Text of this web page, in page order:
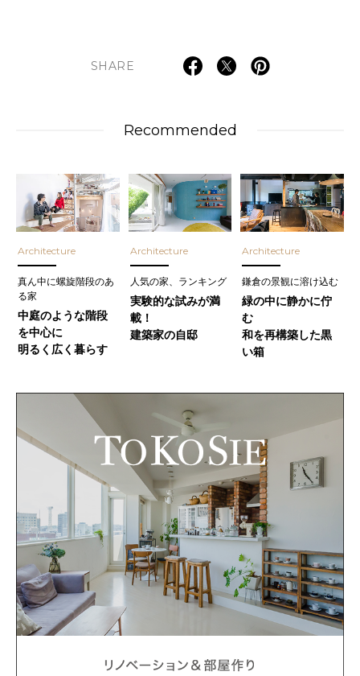
SHARE
Recommended
Architecture
真ん中に螺旋階段のあ
る家
中庭のような階段
を中心に
明るく広く暮らす
Architecture
人気の家、ランキング
実験的な試みが満
載！
建築家の自邸
Architecture
鎌倉の景観に溶け込む
緑の中に静かに佇
む
和を再構築した黒
い箱